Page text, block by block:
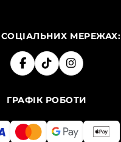
МЕРЕЖАХ:
ГРАФІК РОБОТИ